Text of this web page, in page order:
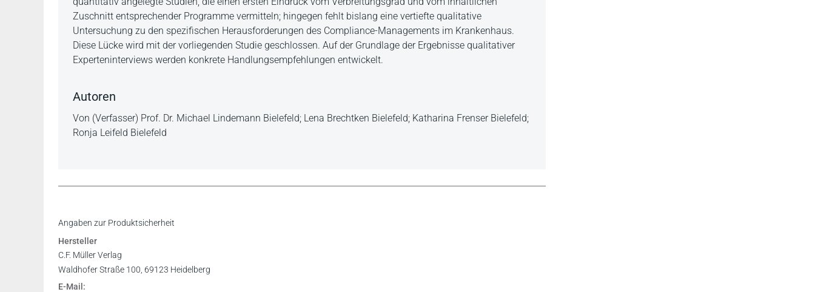
Zuschnitt entsprechender Programme vermitteln; hingegen fehlt bislang eine vertiefte qualitative
Untersuchung zu den spezifischen Herausforderungen des Compliance-Managements im Krankenhaus.
Diese Lücke wird mit der vorliegenden Studie geschlossen. Auf der Grundlage der Ergebnisse qualitativer
Experteninterviews werden konkrete Handlungsempfehlungen entwickelt.
Autoren
Von (Verfasser) Prof. Dr. Michael Lindemann Bielefeld; Lena Brechtken Bielefeld; Katharina Frenser Bielefeld;
Ronja Leifeld Bielefeld
Angaben zur Produktsicherheit
Hersteller
C.F. Müller Verlag
Waldhofer Straße 100, 69123 Heidelberg
E-Mail: